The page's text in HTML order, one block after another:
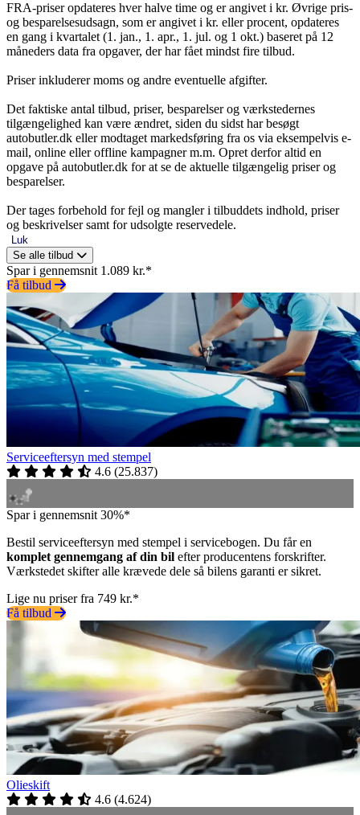
FRA-priser opdateres hver halve time og er angivet i kr. Øvrige pris-
og besparelsesudsagn, som er angivet i kr. eller procent, opdateres
en gang i kvartalet (1. jan., 1. apr., 1. jul. og 1 okt.) baseret på 12
måneders data fra opgaver, der har fået mindst fire tilbud.
Priser inkluderer moms og andre eventuelle afgifter.
Det faktiske antal tilbud, priser, besparelser og værkstedernes
tilgængelighed kan være ændret, siden du sidst har besøgt
autobutler.dk eller modtaget markedsføring fra os via eksempelvis e-
mail, online eller offline kampagner m.m. Opret derfor altid en
opgave på autobutler.dk for at se de aktuelle tilgængelig priser og
besparelser.
Der tages forbehold for fejl og mangler i tilbuddets indhold, priser
og beskrivelser samt for udsolgte reservedele.
Luk
Se alle tilbud
Spar i gennemsnit 1.089 kr.*
Få tilbud
Serviceeftersyn med stempel
4.6 (25.837)
Spar i gennemsnit 30%*
Bestil serviceeftersyn med stempel i servicebogen. Du får en
komplet gennemgang af din bil efter producentens forskrifter.
Værkstedet skifter alle krævede dele så bilens garanti er sikret.
Lige nu priser fra 749 kr.*
Få tilbud
Olieskift
4.6 (4.624)